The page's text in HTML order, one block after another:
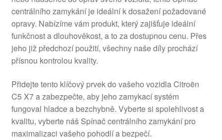
centrálního zamykání je ideální k dosažení požadované
opravy. Nabízíme vám produkt, který zajišťuje ideální
funkčnost a dlouhověkost, a to za dostupnou cenu. Přes
jeho již předchozí použití, všechny naše díly prochází
přísnou kontrolou kvality.
Přidejte tento klíčový prvek do vašeho vozidla Citroën
C5 X7 a zabezpečte, aby jeho zamykací systém
fungoval hladce a bezchybně. Vyberte si spolehlivost a
kvalitu, vyberte náš Spínač centrálního zamykání pro
maximalizaci vašeho pohodlí a bezpečí.